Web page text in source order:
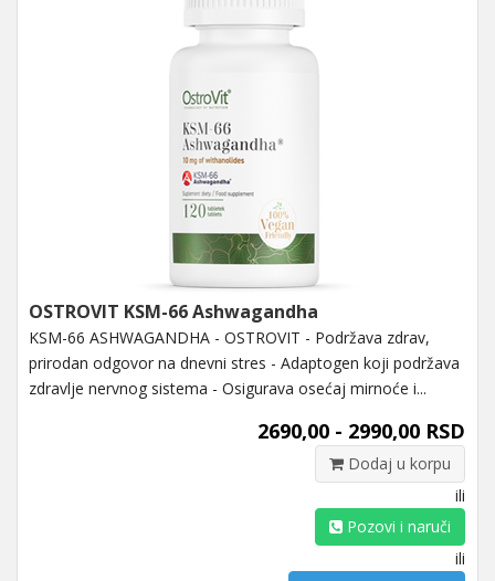
OSTROVIT KSM-66 Ashwagandha
KSM-66 ASHWAGANDHA - OSTROVIT - Podržava zdrav,
prirodan odgovor na dnevni stres - Adaptogen koji podržava
zdravlje nervnog sistema - Osigurava osećaj mirnoće i...
2690,00 - 2990,00 RSD
Dodaj u korpu
ili
Pozovi i naruči
ili